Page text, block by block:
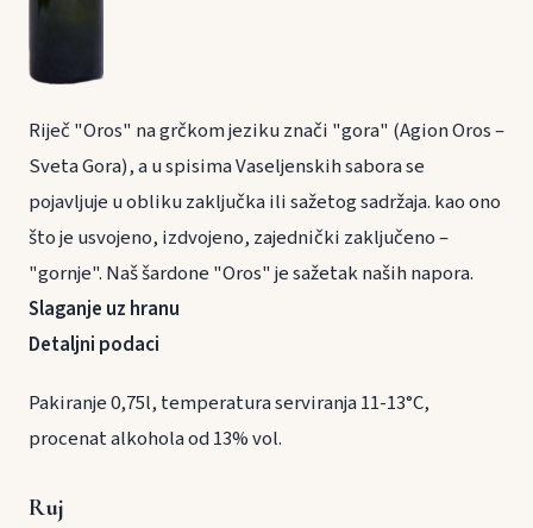
Riječ "Oros" na grčkom jeziku znači "gora" (Agion Oros –
Sveta Gora), a u spisima Vaseljenskih sabora se
pojavljuje u obliku zaključka ili sažetog sadržaja. kao ono
što je usvojeno, izdvojeno, zajednički zaključeno –
"gornje". Naš šardone "Oros" je sažetak naših napora.
Slaganje uz hranu
Detaljni podaci
Pakiranje 0,75l, temperatura serviranja 11-13°C,
procenat alkohola od 13% vol.
Ruj